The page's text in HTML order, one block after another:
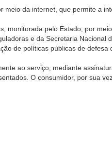
da internet, que permite a
monitorada pelo Estado, por
e da Secretaria Nacional
de políticas públicas de defesa
ao serviço, mediante
O consumidor, por sua